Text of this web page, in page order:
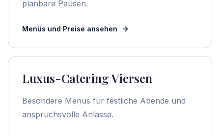
planbare Pausen.
Menüs und Preise ansehen
Luxus-Catering Viersen
Besondere Menüs für festliche Abende und
anspruchsvolle Anlässe.